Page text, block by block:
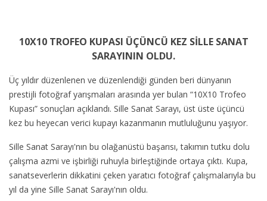
10X10 TROFEO KUPASI ÜÇÜNCÜ KEZ SİLLE SANAT
SARAYININ OLDU.
Üç yıldır düzenlenen ve düzenlendiği günden beri dünyanın
prestijli fotoğraf yarışmaları arasında yer bulan “10X10 Trofeo
Kupası” sonuçları açıklandı. Sille Sanat Sarayı, üst üste üçüncü
kez bu heyecan verici kupayı kazanmanın mutluluğunu yaşıyor.
Sille Sanat Sarayı'nın bu olağanüstü başarısı, takımın tutku dolu
çalışma azmi ve işbirliği ruhuyla birleştiğinde ortaya çıktı. Kupa,
sanatseverlerin dikkatini çeken yaratıcı fotoğraf çalışmalarıyla bu
yıl da yine Sille Sanat Sarayı'nın oldu.